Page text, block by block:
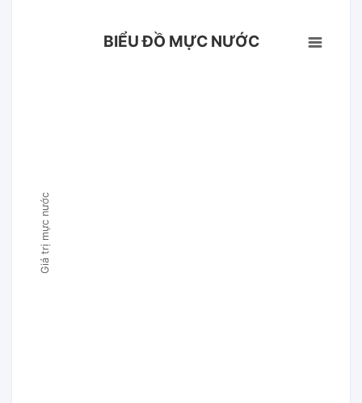
Giá trị mực nước
BIỂU ĐỒ MỰC NƯỚC